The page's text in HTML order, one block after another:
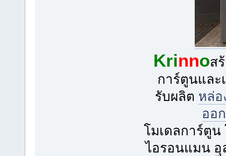
Krinnoส
การ์ตูนและ
รับผลิต หล่อ
ออ
โมเดลการ์ตูน
ไอรอนแมน